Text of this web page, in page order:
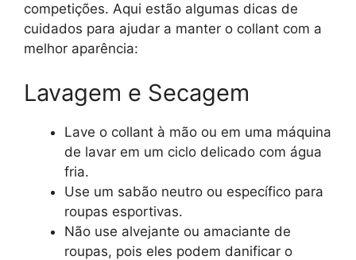
competições. Aqui estão algumas dicas de
cuidados para ajudar a manter o collant com a
melhor aparência:
Lavagem e Secagem
Lave o collant à mão ou em uma máquina
de lavar em um ciclo delicado com água
fria.
Use um sabão neutro ou específico para
roupas esportivas.
Não use alvejante ou amaciante de
roupas, pois eles podem danificar o